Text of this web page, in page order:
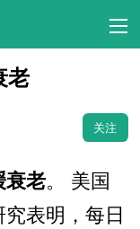
老
关注
衰老。 美国
表明，每日